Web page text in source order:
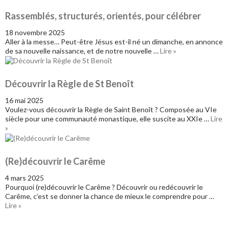
Rassemblés, structurés, orientés, pour célébrer
18 novembre 2025
Aller à la messe… Peut-être Jésus est-il né un dimanche, en annonce
de sa nouvelle naissance, et de notre nouvelle …Lire »
Découvrir la Règle de St Benoît
16 mai 2025
Voulez-vous découvrir la Règle de Saint Benoît ? Composée au VIe
siècle pour une communauté monastique, elle suscite au XXIe …Lire
»
(Re)découvrir le Carême
4 mars 2025
Pourquoi (re)découvrir le Carême ? Découvrir ou redécouvrir le
Carême, c’est se donner la chance de mieux le comprendre pour …
Lire »